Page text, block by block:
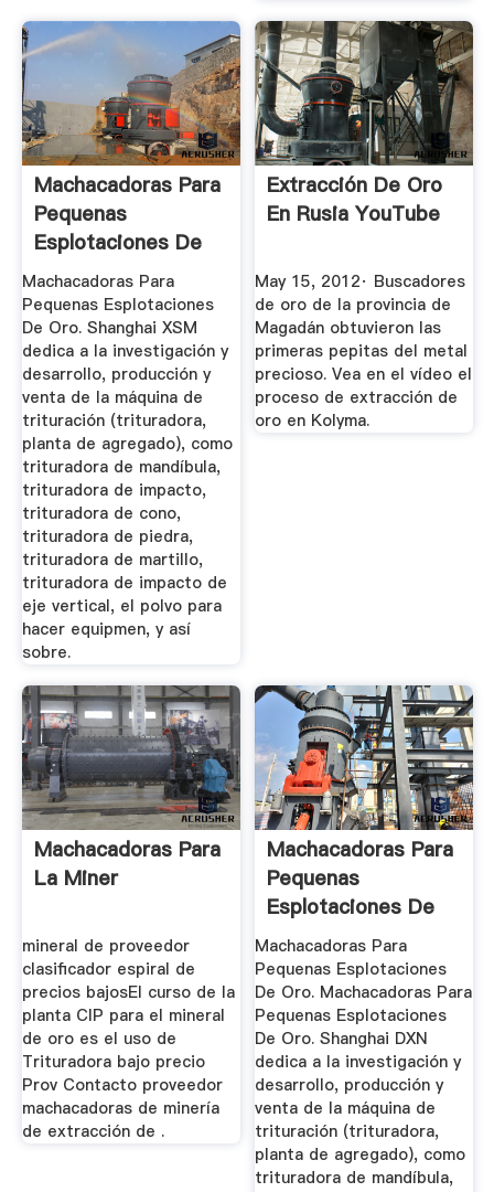
Machacadoras Para
Pequenas
Esplotaciones De
Oro ...
Machacadoras Para
Pequenas Esplotaciones
De Oro. Shanghai XSM
dedica a la investigación y
desarrollo, producción y
venta de la máquina de
trituración (trituradora,
planta de agregado), como
trituradora de mandíbula,
trituradora de impacto,
trituradora de cono,
trituradora de piedra,
trituradora de martillo,
trituradora de impacto de
eje vertical, el polvo para
hacer equipmen, y así
sobre.
Extracción De Oro
En Rusia YouTube
May 15, 2012· Buscadores
de oro de la provincia de
Magadán obtuvieron las
primeras pepitas del metal
precioso. Vea en el vídeo el
proceso de extracción de
oro en Kolyma.
Machacadoras Para
La Miner
mineral de proveedor
clasificador espiral de
precios bajosEl curso de la
planta CIP para el mineral
de oro es el uso de
Trituradora bajo precio
Prov Contacto proveedor
machacadoras de minería
de extracción de .
Machacadoras Para
Pequenas
Esplotaciones De
Oro ...
Machacadoras Para
Pequenas Esplotaciones
De Oro. Machacadoras Para
Pequenas Esplotaciones
De Oro. Shanghai DXN
dedica a la investigación y
desarrollo, producción y
venta de la máquina de
trituración (trituradora,
planta de agregado), como
trituradora de mandíbula,